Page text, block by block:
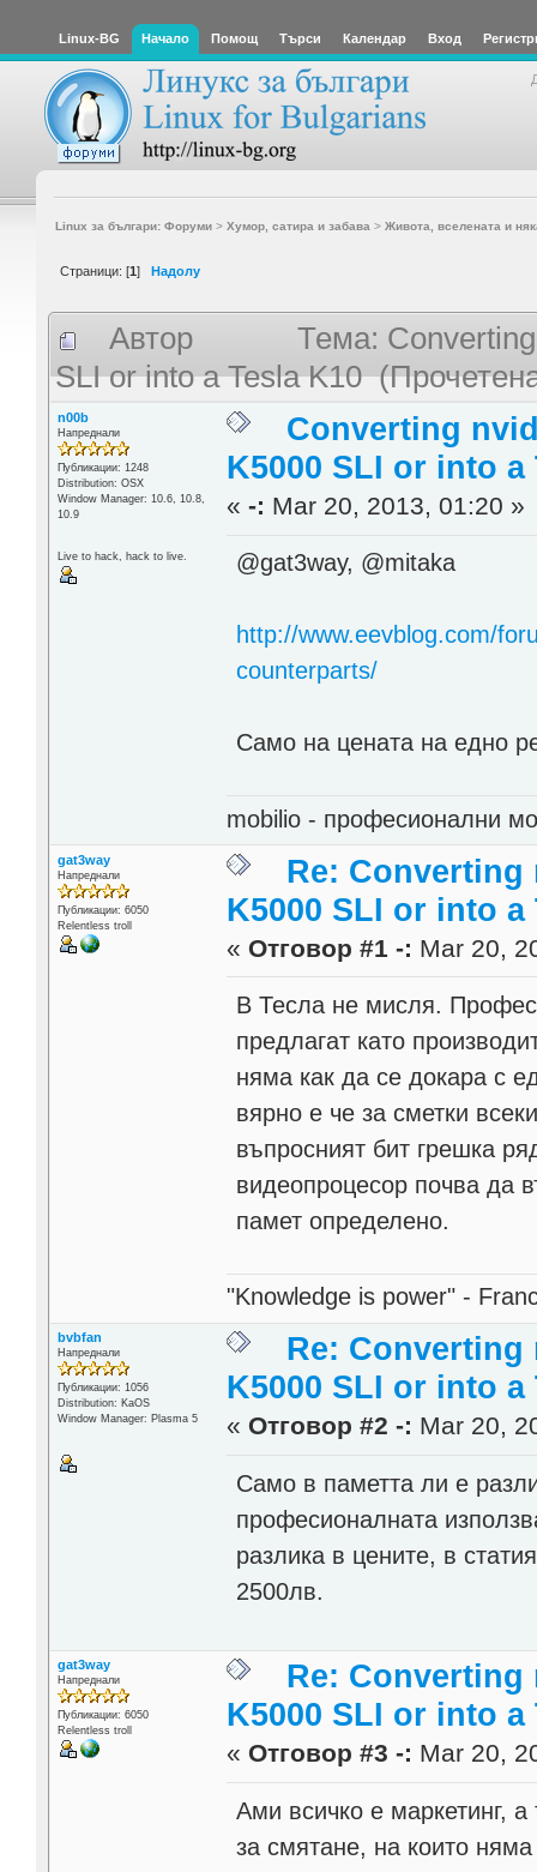
Linux-BG Начало Помощ Търси Календар Вход
Linux за българи: Форуми> Хумор, сатира и забава > Живота, вселената и
Страници: [1] Надолу
Автор
Тема:
SLI or into a Tesla K10
n00b
Напреднали
Публикации: 1248
Distribution: OSX
Window Manager: 10.6, 10.8,
10.9
Live to hack, hack to live.
Converting
K5000 SLI or into a
«-: Mar 20, 2013, 01:20 »
@gat3way, @mitaka
http://www.eevblog.com/
counterparts/
Само на цената на едно
mobilio - професионални
gat3way
Напреднали
Публикации: 6050
Relentless troll
Re: Converting
K5000 SLI or into a
« Отговор #1 -: Mar 20,
В Тесла не мисля.
предлагат като
няма как да се докара с
вярно е че за сметки
въпросният бит грешка
видеопроцесор почва да
памет определено.
"Knowledge is power" -
bvbfan
Напреднали
Публикации: 1056
Distribution: KaOS
Window Manager: Plasma 5
Re: Converting
K5000 SLI or into a
« Отговор #2 -: Mar 20,
Само в паметта ли е
професионалната
разлика в цените, в
2500лв.
gat3way
Напреднали
Публикации: 6050
Relentless troll
Re: Converting
K5000 SLI or into a
« Отговор #3 -: Mar 20,
Ами всичко е маркетинг,
за смятане, на които